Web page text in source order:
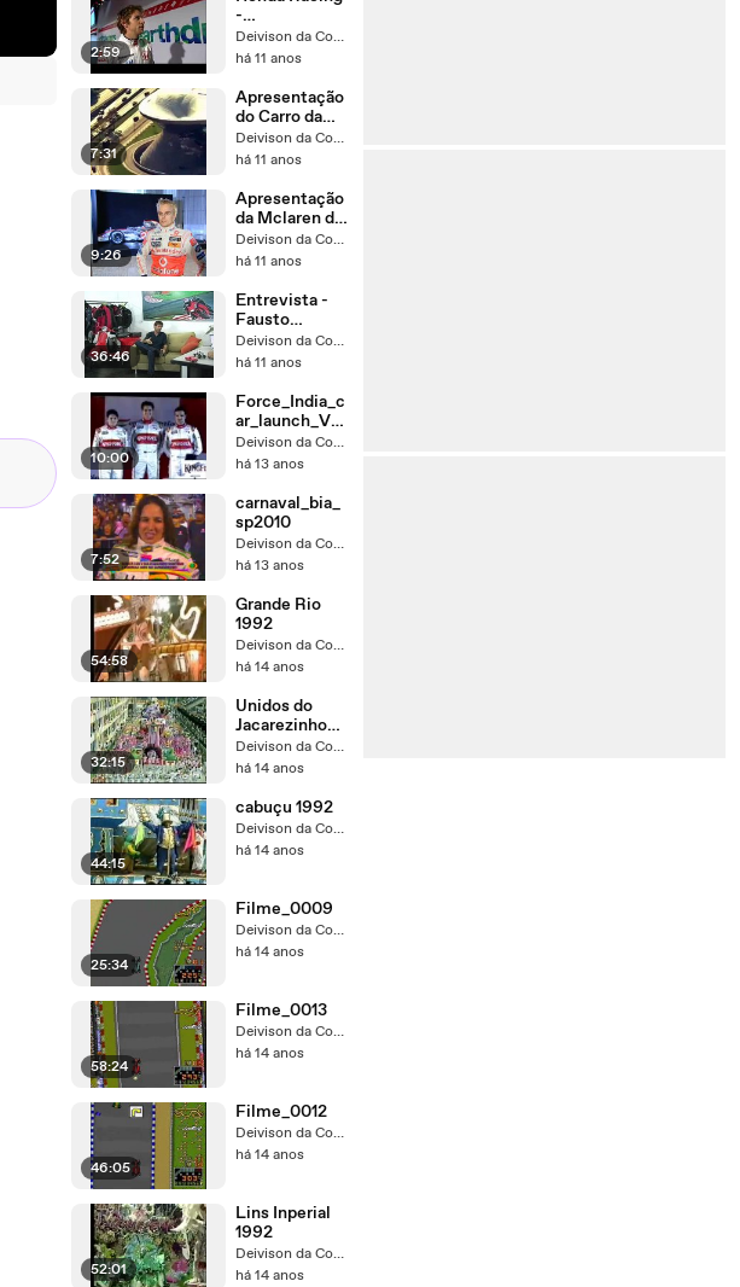
2:59
-
Apresentação
em RA108 -
Deivison da Conceição
há 11 anos
7:31
Apresentação
do Carro da
BMW Sauber
2008
Deivison da Conceição
há 11 anos
9:26
Apresentação
da Mclaren de
2008
Deivison da Conceição
há 11 anos
36:46
Entrevista -
Fausto
Macieira -
motors
Deivison da Conceição
há 11 anos
10:00
Force_India_c
ar_launch_VJ
M_01
Deivison da Conceição
há 13 anos
7:52
carnaval_bia_
sp2010
Deivison da Conceição
há 13 anos
54:58
Grande Rio
1992
Deivison da Conceição
há 14 anos
32:15
Unidos do
Jacarezinho
1992
Deivison da Conceição
há 14 anos
44:15
cabuçu 1992
Deivison da Conceição
há 14 anos
25:34
Filme_0009
Deivison da Conceição
há 14 anos
58:24
Filme_0013
Deivison da Conceição
há 14 anos
46:05
Filme_0012
Deivison da Conceição
há 14 anos
52:01
Lins Inperial
1992
Deivison da Conceição
há 14 anos